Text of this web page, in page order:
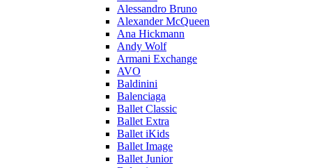
Alessandro Bruno
Alexander McQueen
Ana Hickmann
Andy Wolf
Armani Exchange
AVO
Baldinini
Balenciaga
Ballet Classic
Ballet Extra
Ballet iKids
Ballet Image
Ballet Junior